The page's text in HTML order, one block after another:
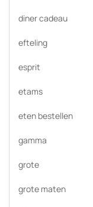
diner cadeau
efteling
esprit
etams
eten bestellen
gamma
grote
grote maten